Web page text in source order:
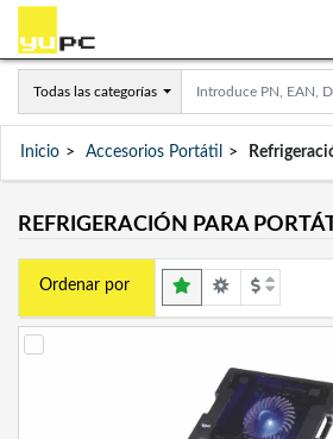
Todas las categorías
Inicio Accesorios Portátil
REFRIGERACIÓN PARA
Ordenar por